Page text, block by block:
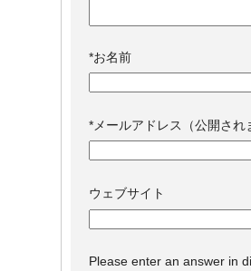
*お名前
* メールアドレス（公開され
ウェブサイト
Please enter an answer in